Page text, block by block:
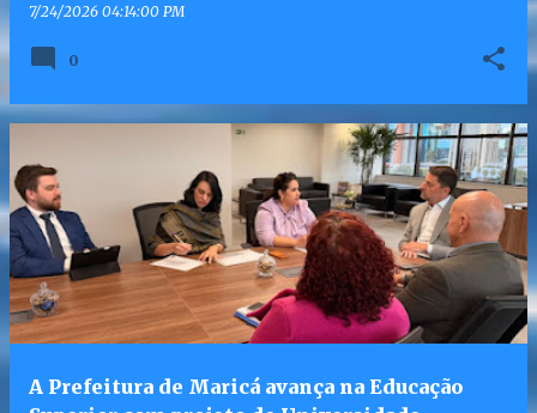
7/24/2026 04:14:00 PM
0
A Prefeitura de Maricá avança na Educação